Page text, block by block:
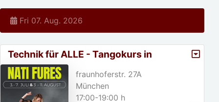
Fri 07. Aug. 2026
Technik für ALLE - Tangokurs in
München mit Nati Fures
fraunhoferstr. 27A
München
17:00-19:00 h